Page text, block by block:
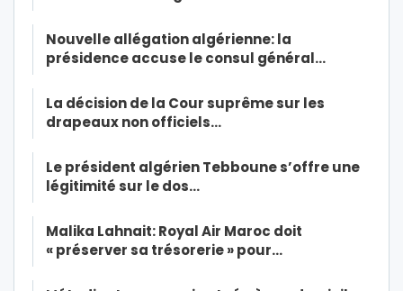
Nouvelle allégation algérienne: la
présidence accuse le consul général…
La décision de la Cour suprême sur les
drapeaux non officiels…
Le président algérien Tebboune s’offre une
légitimité sur le dos…
Malika Lahnait: Royal Air Maroc doit
« préserver sa trésorerie » pour…